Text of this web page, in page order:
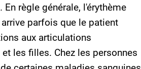
règle générale, l'érythème
parfois que le patient
aux articulations
les filles. Chez les personnes